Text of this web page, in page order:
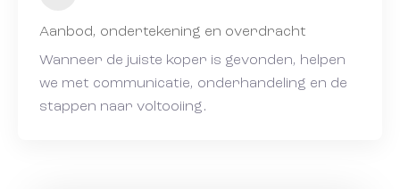
Bel mij terug
Bel mij terug
Aanbod, ondertekening en overdracht
Wanneer de juiste koper is gevonden, helpen
we met communicatie, onderhandeling en de
stappen naar voltooiing.